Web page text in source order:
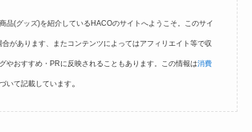
品(グッズ)を紹介しているHACOのサイトへようこそ。このサイ
合があります、またコンテンツによってはアフィリエイト等で収
やおすすめ・PRに反映されることもあります。この情報は消費
いて記載しています。